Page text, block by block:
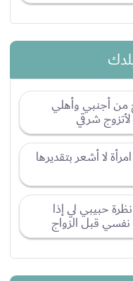
من أجنبي وأهلي
شرقي
لا أشعر بتقديرها
حبيبي لي إذا
قبل الزواج